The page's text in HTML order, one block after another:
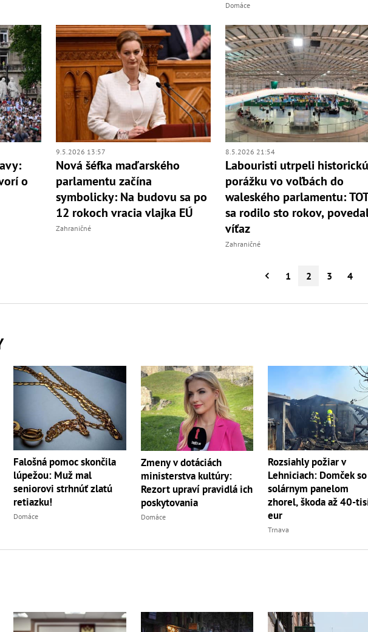
Domáce
o
9.5.2026 13:57
Nová šéfka maďarského
parlamentu začína
symbolicky: Na budovu sa po
12 rokoch vracia vlajka EÚ
Zahraničné
8.5.2026 21:54
Labouristi utrpeli
porážku vo voľbách do
waleského parlamentu:
sa rodilo sto rokov,
víťaz
Zahraničné
1 2 3 4
Falošná pomoc skončila
lúpežou: Muž mal
seniorovi strhnúť zlatú
retiazku!
Domáce
Zmeny v dotáciách
ministerstva kultúry:
Rezort upraví pravidlá ich
poskytovania
Domáce
Rozsiahly požiar v
Lehniciach: Domček so
solárnym panelom
zhorel, škoda až 40-
eur
Trnava